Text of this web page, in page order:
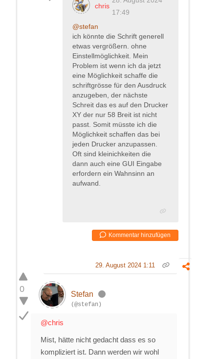
chris
17:49
@stefan
ich könnte die Schrift generell
etwas vergrößern. ohne
Einstellmöglichkeit. Mein
Problem ist wenn ich da jetzt
eine Möglichkeit schaffe die
schriftgrösse für den Ausdruck
anzugeben, der nächste
Schreit das es auf den Drucker
XY der nur 58 Breit ist nicht
passt. Somit müsste ich die
Möglichkeit schaffen das bei
jeden Drucker anzupassen.
Oft sind kleinichkeiten die
dann auch eine GUI Eingabe
erfordern ein Wahnsinn an
aufwand.
Kommentar hinzufügen
0
29. August 2024 1:11
Stefan
(@stefan)
@chris
Mist, hätte nicht gedacht dass es so
kompliziert ist. Dann werden wir wohl